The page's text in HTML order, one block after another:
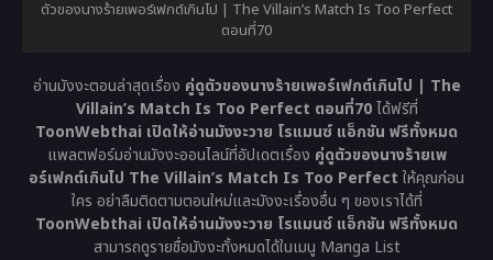
ตัวของนางร้ายเพอร์เฟกต์เกินไป | The Villain’s Match Is Too Perfect
ตอนที่70
อ่านมังงะตอนล่าสุดเรื่อง คู่ดูตัวของนางร้ายเพอร์เฟกต์เกินไป | The
Villain’s Match Is Too Perfect ตอนที่70ได้ฟรีที่
ToonWebthai เปิดให้อ่านมังงะวาย โรแมนซ์ แอ็กชัน ฟรีทั้งหมด
แพลตฟอร์มอ่านมังงะออนไลน์ที่อัปเดตเรื่อง คู่ดูตัวของนางร้ายเพ
อร์เฟกต์เกินไป The Villain’s Match Is Too Perfect ให้คุณก่อน
ใคร อย่าลืมติดตามตอนใหม่และมังงะเรื่องอื่น ๆ ของเราได้ที่
ToonWebthai เปิดให้อ่านมังงะวาย โรแมนซ์ แอ็กชัน ฟรีทั้งหมด
สามารถดูรายชื่อมังงะทั้งหมดได้ในเมนู Manga List